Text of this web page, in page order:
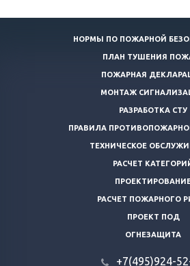
НОРМЫ ПО ПОЖАРНОЙ
ПЛАН ТУШЕНИЯ
ПОЖАРНАЯ
МОНТАЖ
РАЗРАБОТКА СТУ
ПРАВИЛА
ТЕХНИЧЕСКОЕ
РАСЧЕТ
РАСЧЕТ ПОЖАРНОГО
ПРОЕКТ ПОД
ОГНЕЗАЩИТА
+7(495)924-